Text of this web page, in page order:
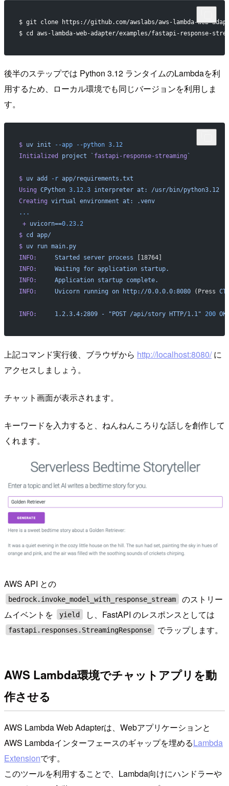
$ git clone https://github.com/awslabs/aws-lambda-web-
$ cd aws-lambda-web-adapter/examples/fastapi-response-
後半のステップでは Python 3.12 ランタイムのLambdaを利
用するため、ローカル環境でも同じバージョンを利用しま
す。
$ uv init --app --python 3.12
Initialized
project ` fastapi-response-streaming `
$ uv add -r app/requirements.txt
Using CPython 3.12.3 interpreter at:
/usr/bin/python3.12
Creating virtual environment at:
.venv
...
+ uvicorn==0.23.2
$ cd
app/
$ uv run main.py
INFO:
     Started
server process [18764]
INFO:
     Waiting
for application startup.
INFO:
     Application
startup complete.
INFO:
     Uvicorn
running on http://0.0.0.0:8080 (Press
INFO:
     1.2.3.4:2809
- "POST /api/story HTTP/1.1" 200 OK
上記コマンド実行後、ブラウザから http://localhost:8080/に
アクセスしましょう。
チャット画面が表示されます。
キーワードを入力すると、ねんねんころりな話しを創作して
くれます。
AWS API との
bedrock.invoke_model_with_response_stream
のストリー
ムイベントを
yield し、FastAPI のレスポンスとしては
fastapi.responses.StreamingResponse でラップします。
AWS Lambda環境でチャットアプリを動
作させる
AWS Lambda Web Adapterは、Webアプリケーションと
AWS Lambdaインターフェースのギャップを埋めるLambda
Extensionです。
このツールを利用することで、Lambda向けにハンドラーや